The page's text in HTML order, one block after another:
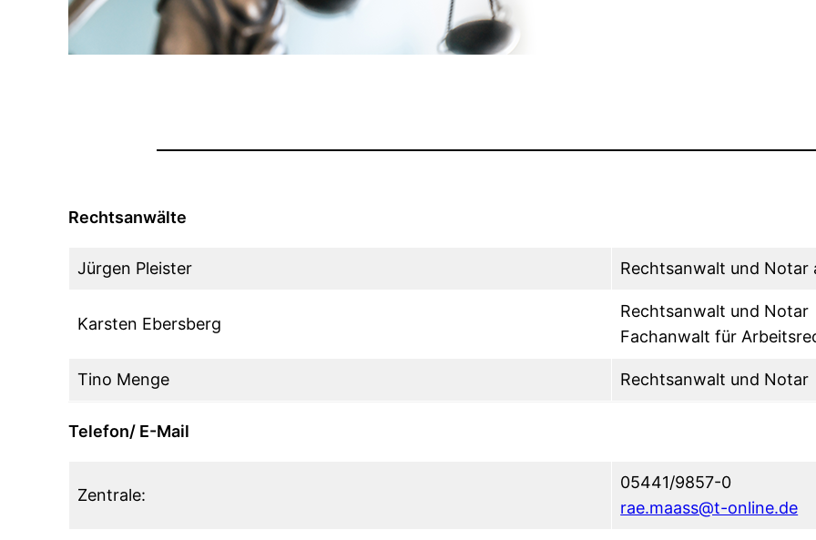
Rechtsanwälte
Jürgen Pleister Rechtsanwalt und Notar
Karsten Ebersberg
Rechtsanwalt und Notar
Fachanwalt für
Tino Menge Rechtsanwalt und Notar
Telefon/ E-Mail
Zentrale:
05441/9857-0
rae.maass@t-online.de